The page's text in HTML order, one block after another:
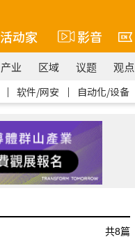
活动家 影音
产业 区域 议题 观点
｜ 软件/网安 ｜ 自动化/设备
共8篇